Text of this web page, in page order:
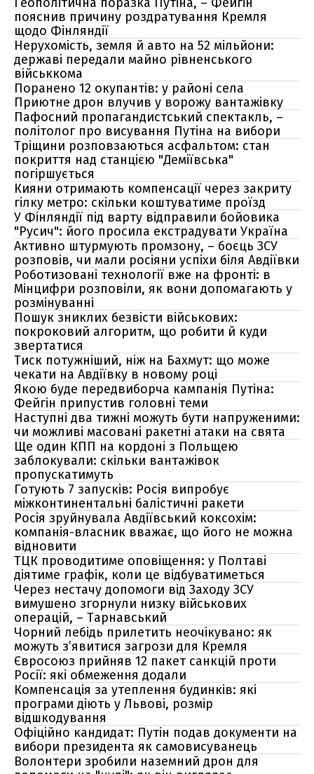
пояснив причину роздратування Кремля
щодо Фінляндії
Нерухомість, земля й авто на 52 мільйони:
державі передали майно рівненського
військкома
Поранено 12 окупантів: у районі села
Приютне дрон влучив у ворожу вантажівку
Пафосний пропагандистський спектакль, –
політолог про висування Путіна на вибори
Тріщини розповзаються асфальтом: стан
покриття над станцією "Деміївська"
погіршується
Кияни отримають компенсації через закриту
гілку метро: скільки коштуватиме проїзд
У Фінляндії під варту відправили бойовика
"Русич": його просила екстрадувати Україна
Активно штурмують промзону, – боєць ЗСУ
розповів, чи мали росіяни успіхи біля Авдіївки
Роботизовані технології вже на фронті: в
Мінцифри розповіли, як вони допомагають у
розмінуванні
Пошук зниклих безвісти військових:
покроковий алгоритм, що робити й куди
звертатися
Тиск потужніший, ніж на Бахмут: що може
чекати на Авдіївку в новому році
Якою буде передвиборча кампанія Путіна:
Фейгін припустив головні теми
Наступні два тижні можуть бути напруженими:
чи можливі масовані ракетні атаки на свята
Ще один КПП на кордоні з Польщею
заблокували: скільки вантажівок
пропускатимуть
Готують 7 запусків: Росія випробує
міжконтинентальні балістичні ракети
Росія зруйнувала Авдіївський коксохім:
компанія-власник вважає, що його не можна
відновити
ТЦК проводитиме оповіщення: у Полтаві
діятиме графік, коли це відбуватиметься
Через нестачу допомоги від Заходу ЗСУ
вимушено згорнули низку військових
операцій, – Тарнавський
Чорний лебідь прилетить неочікувано: як
можуть з’явитися загрози для Кремля
Євросоюз прийняв 12 пакет санкцій проти
Росії: які обмеження додали
Компенсація за утеплення будинків: які
програми діють у Львові, розмір
відшкодування
Офіційно кандидат: Путін подав документи на
вибори президента як самовисуванець
Волонтери зробили наземний дрон для